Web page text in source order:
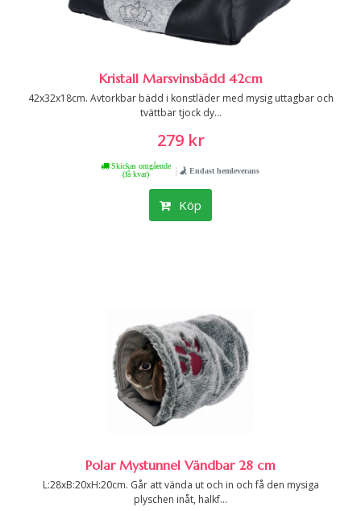
Kristall Marsvinsbädd 42cm
42x32x18cm. Avtorkbar bädd i konstläder med mysig uttagbar och
tvättbar tjock dy...
279 kr
Skickas omgående
(få kvar)
| Endast hemleverans
Köp
Polar Mystunnel Vändbar 28 cm
L:28xB:20xH:20cm. Går att vända ut och in och få den mysiga
plyschen inåt, halkf...